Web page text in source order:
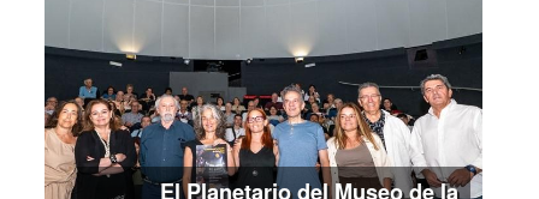
El Planetario del Museo de la